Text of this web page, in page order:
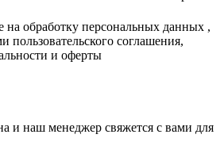
на обработку персональных данных ,
пользовательского соглашения,
и оферты
и наш менеджер свяжется с вами для